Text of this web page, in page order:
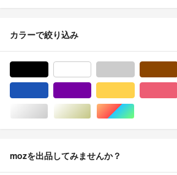
カラーで絞り込み
シルバー/銀色系ゴールド/金色系マルチカラー
mozを出品してみませんか？